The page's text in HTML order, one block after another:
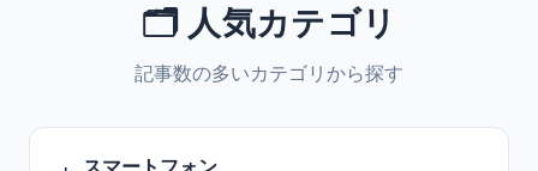
🗂️ 人気カテゴリ
記事数の多いカテゴリから探す
スマートフォン